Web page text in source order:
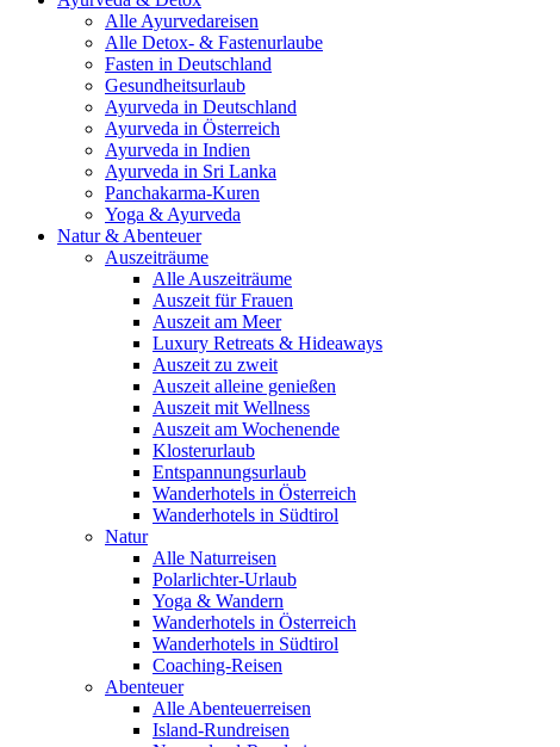
Alle Ayurvedareisen
Alle Detox- & Fastenurlaube
Fasten in Deutschland
Gesundheitsurlaub
Ayurveda in Deutschland
Ayurveda in Österreich
Ayurveda in Indien
Ayurveda in Sri Lanka
Panchakarma-Kuren
Yoga & Ayurveda
Natur & Abenteuer
Auszeiträume
Alle Auszeiträume
Auszeit für Frauen
Auszeit am Meer
Luxury Retreats & Hideaways
Auszeit zu zweit
Auszeit alleine genießen
Auszeit mit Wellness
Auszeit am Wochenende
Klosterurlaub
Entspannungsurlaub
Wanderhotels in Österreich
Wanderhotels in Südtirol
Natur
Alle Naturreisen
Polarlichter-Urlaub
Yoga & Wandern
Wanderhotels in Österreich
Wanderhotels in Südtirol
Coaching-Reisen
Abenteuer
Alle Abenteuerreisen
Island-Rundreisen